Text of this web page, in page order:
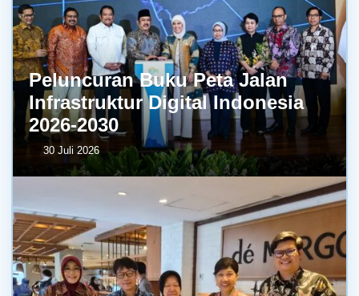
Peluncuran Buku Peta Jalan
Infrastruktur Digital Indonesia
2026-2030
30 Juli 2026